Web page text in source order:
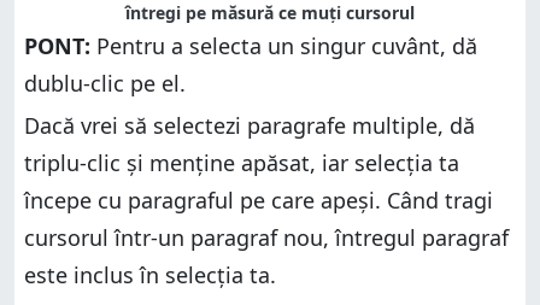
întregi pe măsură ce muți cursorul
PONT: Pentru a selecta un singur cuvânt, dă
dublu-clic pe el.
Dacă vrei să selectezi paragrafe multiple, dă
triplu-clic și menține apăsat, iar selecția ta
începe cu paragraful pe care apeși. Când tragi
cursorul într-un paragraf nou, întregul paragraf
este inclus în selecția ta.